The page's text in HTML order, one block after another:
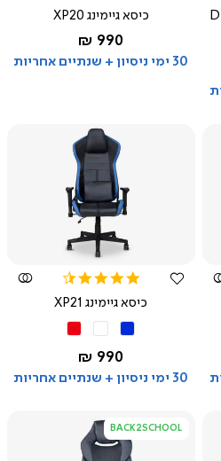
rating
כיסא גיימינג XP20
החל מ-
990 ₪
30 ימי ניסיון + שנתיים אחריות
אפור
צפייה
מהירה
rating
כיסא גיימינג XP21
החל מ-
990 ₪
30 ימי ניסיון + שנתיים אחריות
BACK2SCHOOL